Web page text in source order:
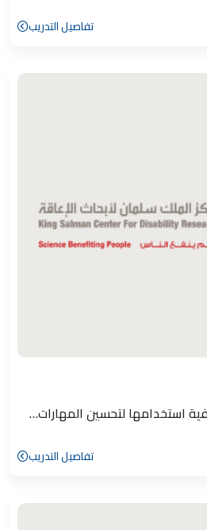
تفاصيل التدريب
استخدامها لتحسين المهارات…
تفاصيل التدريب